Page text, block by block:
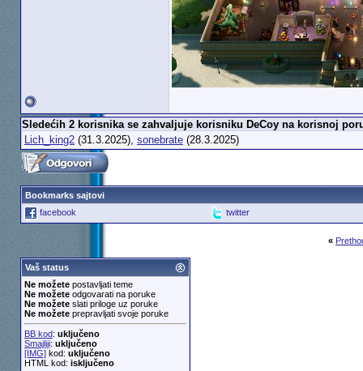
Sledećih 2 korisnika se zahvaljuje korisniku DeCoy na korisnoj
Lich_king2(31.3.2025), sonebrate(28.3.2025)
Bookmarks sajtovi
facebook
twitter
«
Vaš status
Ne možetepostavljati teme
Ne možeteodgovarati na poruke
Ne možeteslati priloge uz poruke
Ne možeteprepravljati svoje poruke
BB kod: uključeno
Smajliji: uključeno
[IMG]kod: uključeno
HTML kod: isključeno